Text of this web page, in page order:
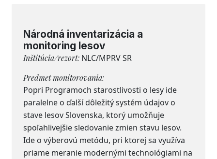
Národná inventarizácia a
monitoring lesov
Inštitúcia/rezort: NLC/MPRV SR
Predmet monitorovania:
Popri Programoch starostlivosti o lesy ide
paralelne o ďalší dôležitý systém údajov o
stave lesov Slovenska, ktorý umožňuje
spoľahlivejšie sledovanie zmien stavu lesov.
Ide o výberovú metódu, pri ktorej sa využíva
priame meranie modernými technológiami na